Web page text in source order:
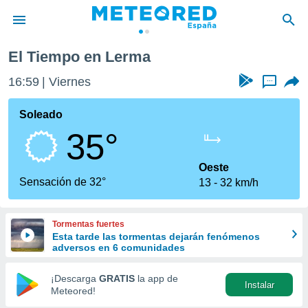
de
por
que se
calidad.
a este
las
y
forma
digital
basada
El Tiempo en Lerma
16:59 Viernes ...
Soleado
35°
Sensación de 32°
Oeste
13
32 km/h
Tormentas fuertes
Esta tarde las tormentas dejarán fenómenos
adversos en 6 comunidades
¡Descarga GRATIS la app de
Meteored!
Instalar